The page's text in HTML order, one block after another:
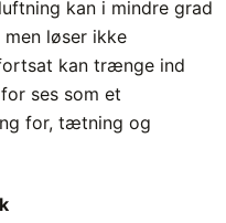
kan i mindre grad
løser ikke
kan trænge ind
ses som et
for, tætning og